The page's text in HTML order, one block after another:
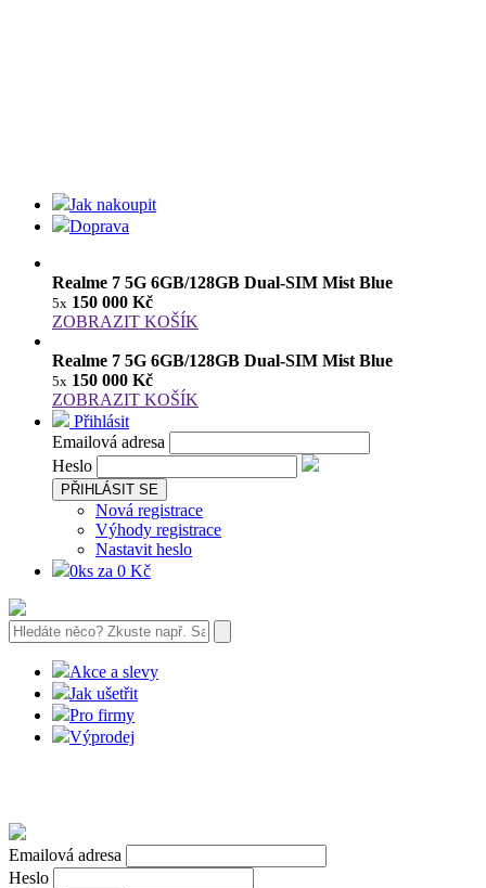
Jak nakoupit
Doprava
Realme 7 5G 6GB/128GB Dual-SIM Mist Blue
5x 150 000 Kč
ZOBRAZIT KOŠÍK
Realme 7 5G 6GB/128GB Dual-SIM Mist Blue
5x 150 000 Kč
ZOBRAZIT KOŠÍK
Přihlásit
Emailová adresa
Heslo
PŘIHLÁSIT SE
Nová registrace
Výhody registrace
Nastavit heslo
0ks za 0 Kč
Akce a slevy
Jak ušetřit
Pro firmy
Výprodej
Emailová adresa
Heslo